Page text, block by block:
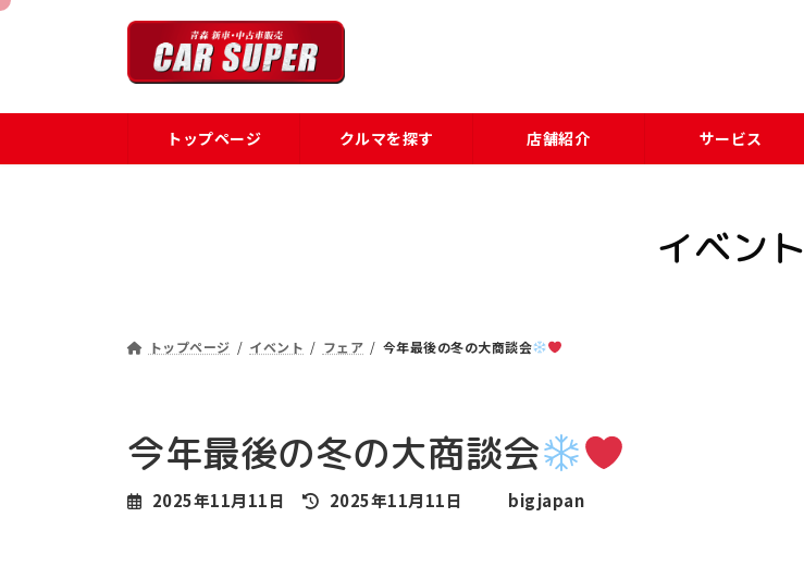
コ
ツ
ナ
シ
トップページ クルマを探す 店舗紹介 サービス
イベント
トップページ イベント フェア 今年最後の冬の大商談会
今年最後の冬の大商談会
2025年11月11日
最
2025年11月11日 bigjapan